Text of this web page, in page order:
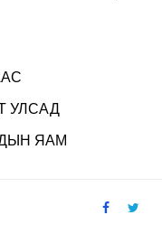
УЛСАД
ЯАМ